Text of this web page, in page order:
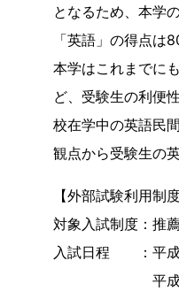
となるため、本学
「英語」の得点は
本学はこれまでに
ど、受験生の利便
校在学中の英語民
観点から受験生の
【外部試験利用制
対象入試制度：推
入試日程 ：平成
平成30年（